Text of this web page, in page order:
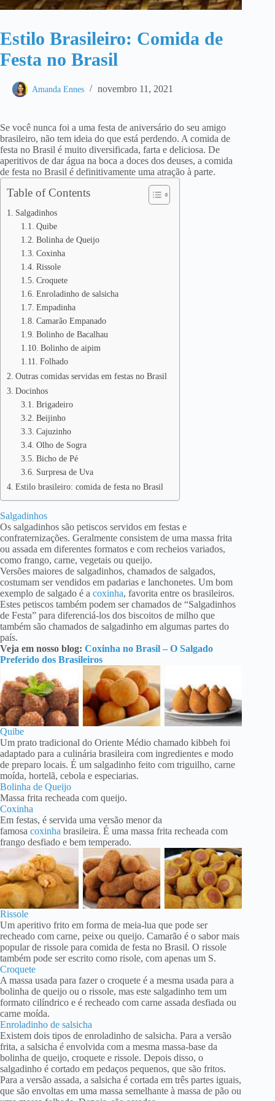
Estilo Brasileiro: Comida de
Festa no Brasil
Amanda Ennes novembro 11, 2021
Se você nunca foi a uma festa de aniversário do seu amigo
brasileiro, não tem ideia do que está perdendo. A comida de
festa no Brasil é muito diversificada, farta e deliciosa. De
aperitivos de dar água na boca a doces dos deuses, a comida
de festa no Brasil é definitivamente uma atração à parte.
Table of Contents
Salgadinhos
Quibe
Bolinha de Queijo
Coxinha
Rissole
Croquete
Enroladinho de salsicha
Empadinha
Camarão Empanado
Bolinho de Bacalhau
Bolinho de aipim
Folhado
Outras comidas servidas em festas no Brasil
Docinhos
Brigadeiro
Beijinho
Cajuzinho
Olho de Sogra
Bicho de Pé
Surpresa de Uva
Estilo brasileiro: comida de festa no Brasil
Salgadinhos
Os salgadinhos são petiscos servidos em festas e
confraternizações. Geralmente consistem de uma massa frita
ou assada em diferentes formatos e com recheios variados,
como frango, carne, vegetais ou queijo.
Versões maiores de salgadinhos, chamados de salgados,
costumam ser vendidos em padarias e lanchonetes. Um bom
exemplo de salgado é a coxinha, favorita entre os brasileiros.
Estes petiscos também podem ser chamados de “Salgadinhos
de Festa” para diferenciá-los dos biscoitos de milho que
também são chamados de salgadinho em algumas partes do
país.
Veja em nosso blog: Coxinha no Brasil – O Salgado
Preferido dos Brasileiros
Quibe
Um prato tradicional do Oriente Médio chamado kibbeh foi
adaptado para a culinária brasileira com ingredientes e modo
de preparo locais. É um salgadinho feito com triguilho, carne
moída, hortelã, cebola e especiarias.
Bolinha de Queijo
Massa frita recheada com queijo.
Coxinha
Em festas, é servida uma versão menor da
famosa coxinha brasileira. É uma massa frita recheada com
frango desfiado e bem temperado.
Rissole
Um aperitivo frito em forma de meia-lua que pode ser
recheado com carne, peixe ou queijo. Camarão é o sabor mais
popular de rissole para comida de festa no Brasil. O rissole
também pode ser escrito como risole, com apenas um S.
Croquete
A massa usada para fazer o croquete é a mesma usada para a
bolinha de queijo ou o rissole, mas este salgadinho tem um
formato cilíndrico e é recheado com carne assada desfiada ou
carne moída.
Enroladinho de salsicha
Existem dois tipos de enroladinho de salsicha. Para a versão
frita, a salsicha é envolvida com a mesma massa-base da
bolinha de queijo, croquete e rissole. Depois disso, o
salgadinho é cortado em pedaços pequenos, que são fritos.
Para a versão assada, a salsicha é cortada em três partes iguais,
que são envoltas em uma massa semelhante à massa de pão ou